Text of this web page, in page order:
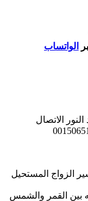
الواتساب
الزواج المستحيل
بين القمر والشمس